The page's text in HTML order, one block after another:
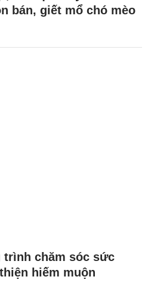
bán, giết mổ chó mèo
chăm sóc sức
hiếm muộn